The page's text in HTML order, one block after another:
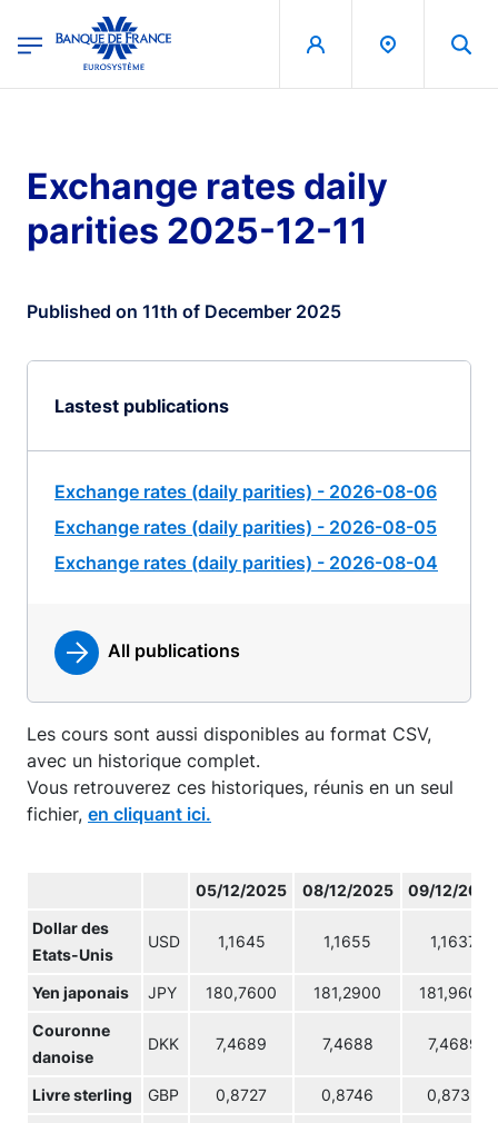
Banque de France - Menu Principal
Exchange rates daily
parities 2025-12-11
Published on 11th of December 2025
Lastest publications
Exchange rates (daily parities) - 2026-08-06
Exchange rates (daily parities) - 2026-08-05
Exchange rates (daily parities) - 2026-08-04
All publications
Les cours sont aussi disponibles au format CSV,
avec un historique complet.
Vous retrouverez ces historiques, réunis en un seul
fichier, en cliquant ici.
05/12/2025 08/12/2025 09/12/2025
Dollar des
Etats-Unis
USD 1,1645 1,1655 1,1637
Yen japonais JPY 180,7600 181,2900 181,9600
Couronne
danoise
DKK 7,4689 7,4688 7,4689
Livre sterling GBP 0,8727 0,8746 0,8735